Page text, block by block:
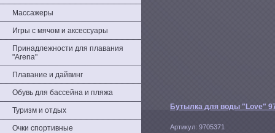
Бутылка для воды "Love"
Артикул: 9705371
Массажеры
Игры с мячом и аксессуары
Принадлежности для плавания
"Arena"
Плавание и дайвинг
Обувь для бассейна и пляжа
Туризм и отдых
Очки спортивные